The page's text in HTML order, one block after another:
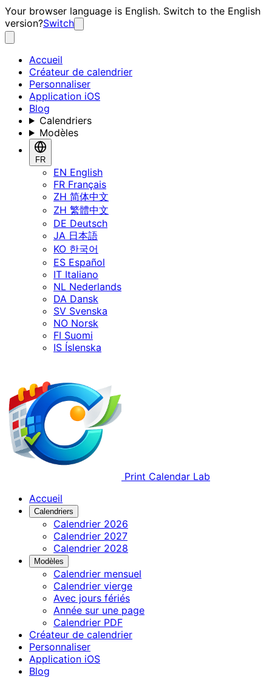
Your browser language is English. Switch to the English
version?Switch
Accueil
Créateur de calendrier
Personnaliser
Application iOS
Blog
Calendriers
Modèles
FR
EN English
FR Français
ZH 简体中文
ZH 繁體中文
DE Deutsch
JA 日本語
KO 한국어
ES Español
IT Italiano
NL Nederlands
DA Dansk
SV Svenska
NO Norsk
FI Suomi
IS Íslenska
Print Calendar Lab
Accueil
Calendriers
Calendrier 2026
Calendrier 2027
Calendrier 2028
Modèles
Calendrier mensuel
Calendrier vierge
Avec jours fériés
Année sur une page
Calendrier PDF
Créateur de calendrier
Personnaliser
Application iOS
Blog